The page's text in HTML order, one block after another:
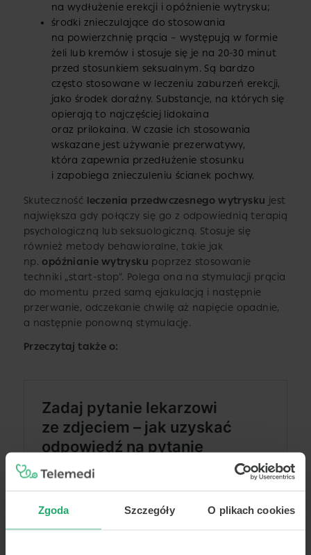
Zgoda Szczegóły O plikach cookies
na wydłużenie erekcji i opóźnienie wytrysku;
środki znieczulające do stosowania
na powierzchnię prącia – występują w formie
żeli lub kremów i stosuje się je na 20-30 minut
przed stosunkiem seksualnym. Są bardzo
często stosowane w leczeniu zaburzeń erekcji,
jako środek doraźny. Substancje, na których się
opierają to najczęściej lidokaina
oraz prilokaina. W czasie ich stosowania
wskazane jest używanie prezerwatywy,
która zapewnia przedłużenie stosunku
i zapobiega znieczuleniu ścianek pochwy.
Skuteczność leczenia przedwczesnego wytrysku jest
największa gdy połączy się go z odpowiednią terapią
psychologiczną lub seksuologiczną. Stosuje się
również metody behawioralne, takie jak
np. opóźnianie wytrysku poprzez stosowanie
techniki „start-stop”. Polega ona na stymulacji prącia
do momentu przed samą ejakulacją i następnie
przerwanie, odczekanie chwilę aż napięcie opadnie,
a następnie ponowną stymulację.
Przeczytaj także o: